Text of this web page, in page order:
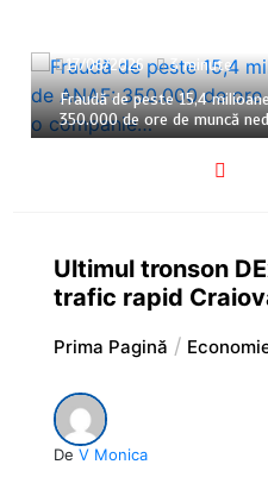
17/06/2026 3 minute
Fraudă de peste 15,4
350.000 de ore de muncă
Ultimul tronson
trafic rapid
Prima Pagină
De V Monica